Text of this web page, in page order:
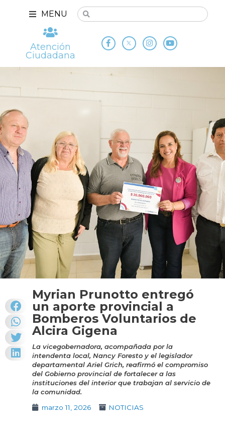
MENU
Atención
Ciudadana
Myrian Prunotto entregó
un aporte provincial a
Bomberos Voluntarios de
Alcira Gigena
La vicegobernadora, acompañada por la
intendenta local, Nancy Foresto y el legislador
departamental Ariel Grich, reafirmó el compromiso
del Gobierno provincial de fortalecer a las
instituciones del interior que trabajan al servicio de
la comunidad.
marzo 11, 2026
NOTICIAS